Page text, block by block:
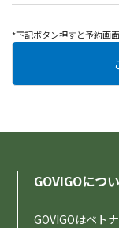
*下記ボタン押すと予約画面
GOVIGOにつ
GOVIGOはベト